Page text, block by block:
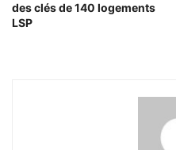
des clés de 140 logements
LSP